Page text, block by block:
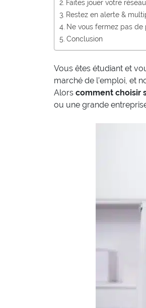
Faites jouer votre
Restez en alerte &
Ne vous fermez pas de
Conclusion
Vous êtes étudiant et
marché de l’emploi, et
Alors comment choisir
ou une grande